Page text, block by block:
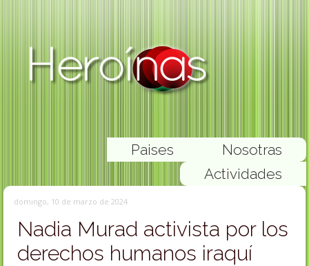
Nosotras
Paises
Actividades
domingo, 10 de marzo de 2024
Nadia Murad activista por los
derechos humanos iraquí